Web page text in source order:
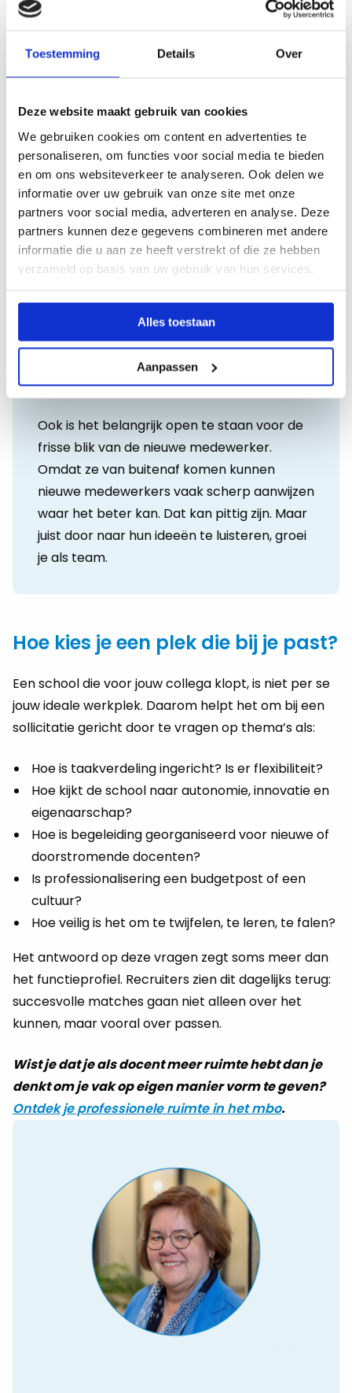
Toestemming Details Over
Deze website maakt gebruik van cookies
We gebruiken cookies om content en advertenties te
personaliseren, om functies voor social media te bieden
en om ons websiteverkeer te analyseren. Ook delen we
informatie over uw gebruik van onze site met onze
partners voor social media, adverteren en analyse. Deze
partners kunnen deze gegevens combineren met andere
informatie die u aan ze heeft verstrekt of die ze hebben
verzameld op basis van uw gebruik van hun services.
Alles toestaan
Aanpassen
Hoe kunnen scholen het
(tijdelijke) medewerker
bevorderen?
Senior recruiter Sandra:Ik merk dat het
echt verschil maakt hoe de nieuwe
medewerker benaderd wordt door het
team en de teamleider. Dat nieuwe
medewerkers niet gezien worden als ‘de
uitzendkracht’, maar echt onderdeel van
het team worden. Dat zij gezien en
gewaardeerd worden. Dat ze gezien en
belangrijke vraag op voor scholen:
zorgt er eigenlijk voor de docent?
Teamcultuur is voor veel kandidaten een
reden om ergens te blijven óf weg te gaan.
Ook is het belangrijk open te staan voor de
frisse blik van de nieuwe medewerker.
Omdat ze van buitenaf komen kunnen
nieuwe medewerkers vaak scherp aanwijzen
waar het beter kan. Dat kan pittig zijn. Maar
juist door naar hun ideeën te luisteren, groei
je als team.
Hoe kies je een plek die bij je past?
Een school die voor jouw collega klopt, is niet per se
jouw ideale werkplek. Daarom helpt het om bij een
sollicitatie gericht door te vragen op thema’s als:
Hoe is taakverdeling ingericht? Is er flexibiliteit?
Hoe kijkt de school naar autonomie, innovatie en
eigenaarschap?
Hoe is begeleiding georganiseerd voor nieuwe of
doorstromende docenten?
Is professionalisering een budgetpost of een
cultuur?
Hoe veilig is het om te twijfelen, te leren, te falen?
Het antwoord op deze vragen zegt soms meer dan
het functieprofiel. Recruiters zien dit dagelijks terug:
succesvolle matches gaan niet alleen over het
kunnen, maar vooral over passen.
Wist je dat je als docent meer ruimte hebt dan je
denkt om je vak op eigen manier vorm te geven?
Ontdek je professionele ruimte in het mbo.